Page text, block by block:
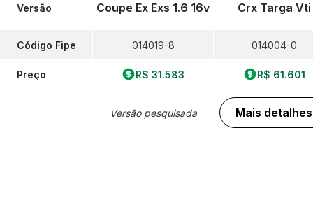
Versão
Código Fipe
Preço
Coupe Ex Exs 1.6 16v
014019-8
R$ 31.583
Versão pesquisada
Crx Targa Vti
014004-0
R$ 61.601
Mais detalhes